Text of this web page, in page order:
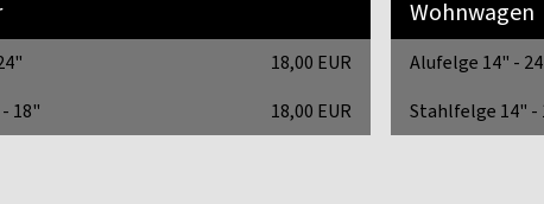
18,00 EUR
18"
18,00 EUR
Wohnwagen
Alufelge 14" -
Stahlfelge 14" -